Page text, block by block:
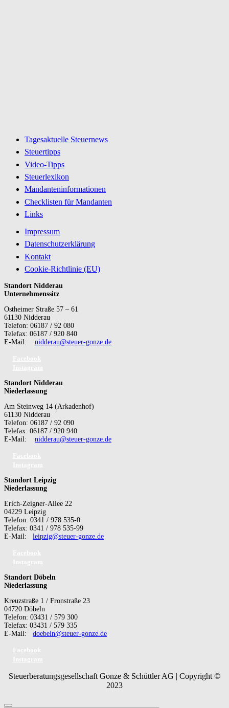
Tagesaktuelle Steuernews
Steuertipps
Video-Tipps
Steuerlexikon
Mandanteninformationen
Checklisten für Mandanten
Links
Impressum
Datenschutzerklärung
Kontakt
Cookie-Richtlinie (EU)
Standort Nidderau
Unternehmenssitz
Ostheimer Straße 57 – 61
61130 Nidderau
Telefon: 06187 / 92 080
Telefax: 06187 / 920 840
E-Mail: nidderau@steuer-gonze.de
Standort Nidderau
Niederlassung
Am Steinweg 14 (Arkadenhof)
61130 Nidderau
Telefon: 06187 / 92 090
Telefax: 06187 / 920 940
E-Mail: nidderau@steuer-gonze.de
Standort Leipzig
Niederlassung
Erich-Zeigner-Allee 22
04229 Leipzig
Telefon: 0341 / 978 535-0
Telefax: 0341 / 978 535-99
E-Mail: leipzig@steuer-gonze.de
Standort Döbeln
Niederlassung
Kreuzstraße 1 / Fronstraße 23
04720 Döbeln
Telefon: 03431 / 579 300
Telefax: 03431 / 579 335
E-Mail: doebeln@steuer-gonze.de
Steuerberatungsgesellschaft Gonze & Schüttler AG | Copyright ©
2023